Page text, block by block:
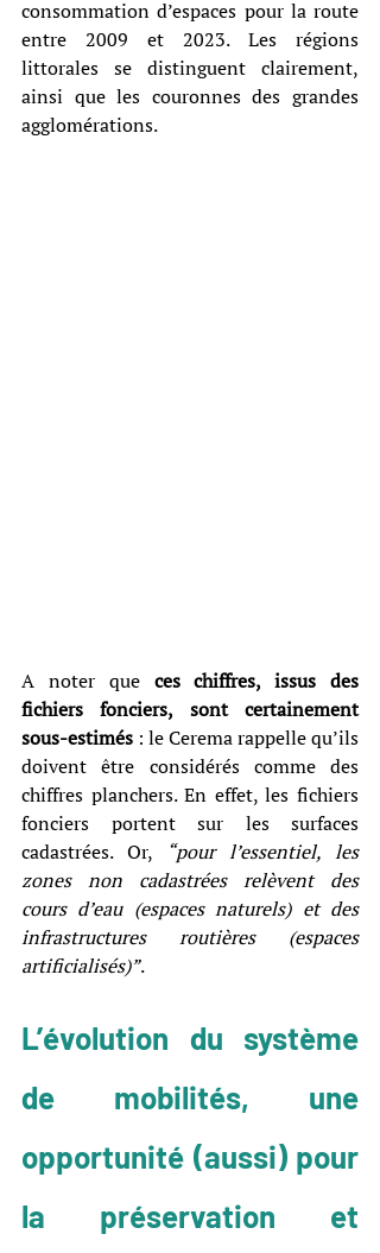
consommation d’espaces pour la route
entre 2009 et 2023. Les régions
littorales se distinguent clairement,
ainsi que les couronnes des grandes
agglomérations.
A noter que ces chiffres, issus des
fichiers fonciers, sont certainement
sous-estimés : le Cerema rappelle qu’ils
doivent être considérés comme des
chiffres planchers. En effet, les fichiers
fonciers portent sur les surfaces
cadastrées. Or,
“pour l’essentiel, les
zones non cadastrées relèvent des
cours d’eau (espaces naturels) et des
infrastructures routières (espaces
artificialisés)”.
L’évolution du système
de mobilités, une
opportunité (aussi) pour
la préservation et